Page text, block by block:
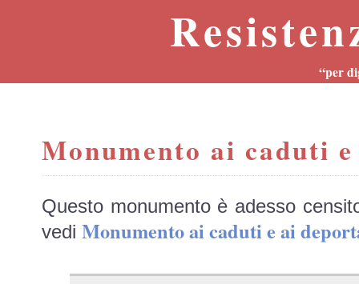
“per
Monumento ai caduti
Questo monumento è adesso
vedi Monumento ai caduti e ai